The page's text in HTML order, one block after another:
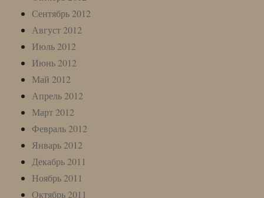
Сентябрь 2012
Август 2012
Июль 2012
Июнь 2012
Май 2012
Апрель 2012
Март 2012
Февраль 2012
Январь 2012
Декабрь 2011
Ноябрь 2011
Октябрь 2011